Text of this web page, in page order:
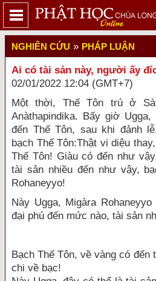
NGHIÊN CỨU » PHÁP LUẬN
Ai có tài sản này, người ấy
02/01/2022 12:04 (GMT+7)
Một thời, Thế Tôn trú ở
Anàthapindika. Bấy giờ
đến Thế Tôn, sau khi đảnh
bạch Thế Tôn:Thật vi diệu
Thế Tôn! Giàu có đến như
tài sản nhiều đến như vậy,
Rohaneyyo!
Này Ugga, Migàra
đại phú đến mức nào, tài sản
Bạch Thế Tôn, về vàng có đến
chi về bạc!